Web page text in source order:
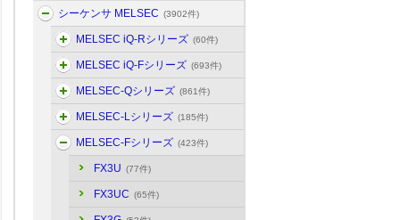
シーケンサ MELSEC (3902件)
MELSEC iQ-Rシリーズ (60件)
MELSEC iQ-Fシリーズ (693件)
MELSEC-Qシリーズ (861件)
MELSEC-Lシリーズ (185件)
MELSEC-Fシリーズ (423件)
FX3U (77件)
FX3UC (65件)